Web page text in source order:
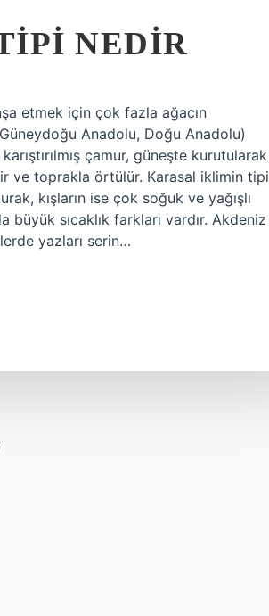
NEDIR
etmek için çok fazla ağacın
Anadolu, Doğu Anadolu)
çamur, güneşte kurutularak
ve toprakla örtülür. Karasal iklimin tipi
kışların ise çok soğuk ve yağışlı
büyük sıcaklık farkları vardır. Akdeniz
yazları serin…